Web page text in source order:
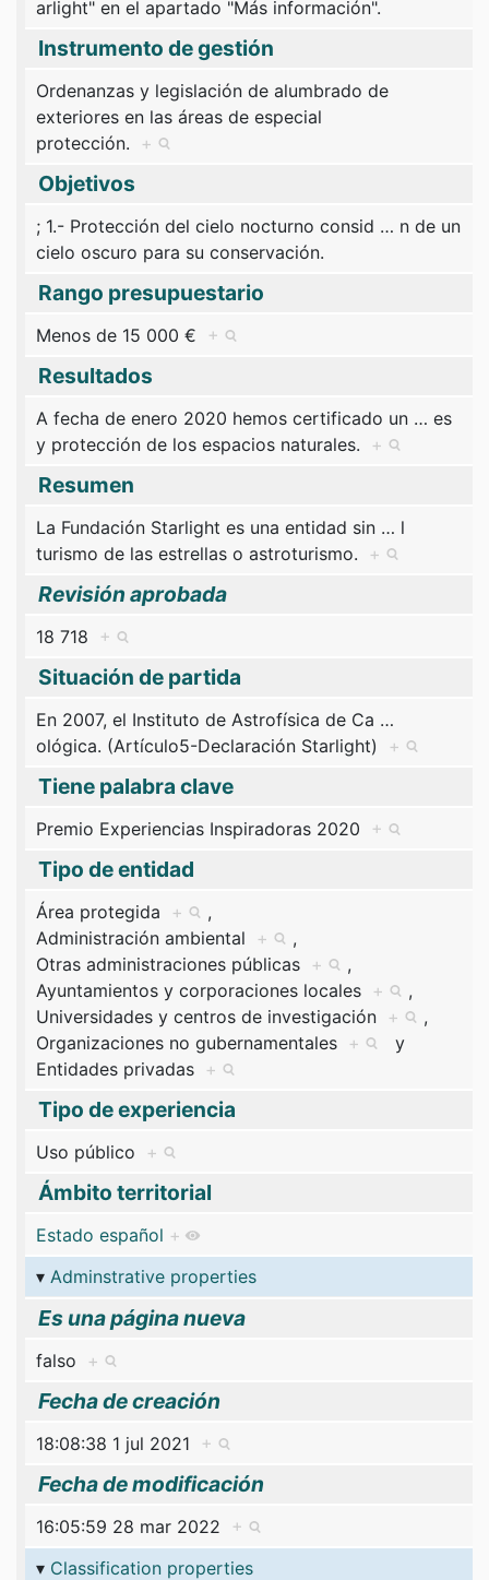
arlight" en el apartado "Más información".
Instrumento de gestión
Ordenanzas y legislación de alumbrado de
exteriores en las áreas de especial
protección.
+
Objetivos
; 1.- Protección del cielo nocturno consid … n de un
cielo oscuro para su conservación.
Rango presupuestario
Menos de 15 000 € +
Resultados
A fecha de enero 2020 hemos certificado un… es
y protección de los espacios naturales.
+
Resumen
La Fundación Starlight es una entidad sin … l
turismo de las estrellas o astroturismo.
+
Revisión aprobada
18 718 +
Situación de partida
En 2007, el Instituto de Astrofísica de Ca …
ológica. (Artículo5-Declaración Starlight)
+
Tiene palabra clave
Premio Experiencias Inspiradoras 2020 +
Tipo de entidad
Área protegida +
,
Administración ambiental
+
,
Otras administraciones públicas +
,
Ayuntamientos y corporaciones locales +
,
Universidades y centros de investigación +
,
Organizaciones no gubernamentales +
y
Entidades privadas +
Tipo de experiencia
Uso público +
Ámbito territorial
Estado español +
Adminstrative properties
Es una página nueva
falso +
Fecha de creación
18:08:38 1 jul 2021 +
Fecha de modificación
16:05:59 28 mar 2022
+
Classification properties